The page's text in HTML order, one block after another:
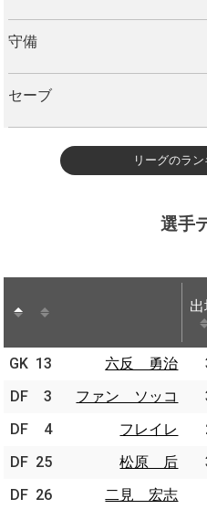
守備
セーブ
リーグのラ
選手
GK 13 六反 勇治
DF
3 ファン ソッコ
DF
4 フレイレ
DF 25 松原 后
DF 26 二見 宏志
GK 13
六反 勇治
DF
3
ファン ソッコ
DF
4
フレイレ
DF 25
松原 后
DF 26
二見 宏志